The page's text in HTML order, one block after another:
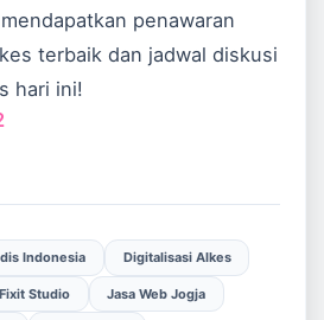
penawaran
terbaik dan jadwal diskusi
hari ini!
Indonesia Digitalisasi Alkes
Fixit Studio Jasa Web Jogja